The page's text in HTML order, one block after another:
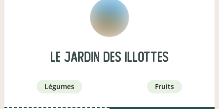
LE JARDIN DES ILLOTTES
légumes fruits